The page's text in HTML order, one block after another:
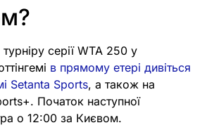
серії WTA 250 у
в прямому етері дивіться
Setanta Sports, а також на
Початок наступної
о 12:00 за Києвом.